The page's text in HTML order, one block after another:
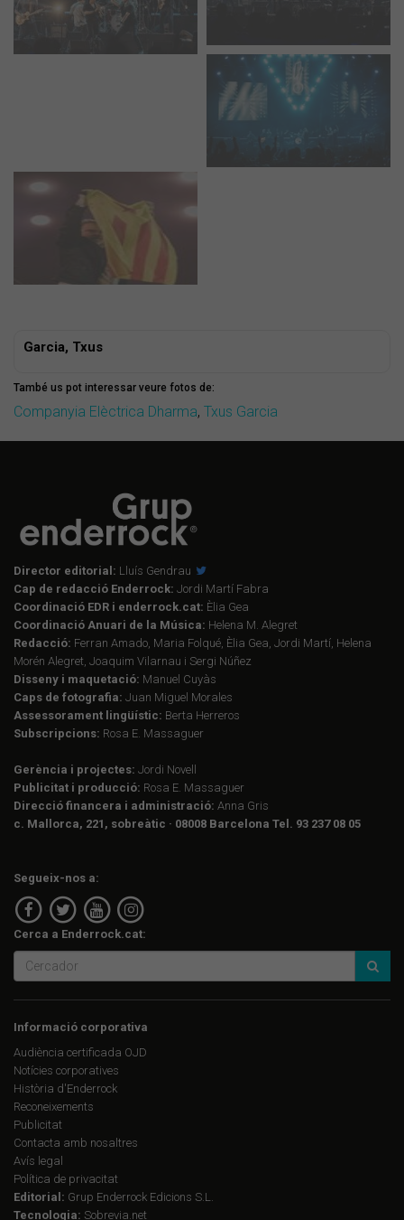
Garcia, Txus
També us pot interessar veure fotos de:
Companyia Elèctrica Dharma, Txus Garcia
Director editorial: Lluís Gendrau
Cap de redacció Enderrock: Jordi Martí Fabra
Coordinació EDR i enderrock.cat: Èlia Gea
Coordinació Anuari de la Música: Helena M. Alegret
Redacció: Ferran Amado, Maria Folqué, Èlia Gea, Jordi Martí, Helena
Morén Alegret, Joaquim Vilarnau i Sergi Núñez
Disseny i maquetació: Manuel Cuyàs
Caps de fotografia: Juan Miguel Morales
Assessorament lingüístic: Berta Herreros
Subscripcions: Rosa E. Massaguer
Gerència i projectes: Jordi Novell
Publicitat i producció: Rosa E. Massaguer
Direcció financera i administració: Anna Gris
c. Mallorca, 221, sobreàtic · 08008 Barcelona Tel. 93 237 08 05
Segueix-nos a:
Cerca a Enderrock.cat:
Informació corporativa
Audiència certificada OJD
Notícies corporatives
Història d'Enderrock
Reconeixements
Publicitat
Contacta amb nosaltres
Avís legal
Política de privacitat
Editorial: Grup Enderrock Edicions S.L.
Tecnologia: Sobrevia.net